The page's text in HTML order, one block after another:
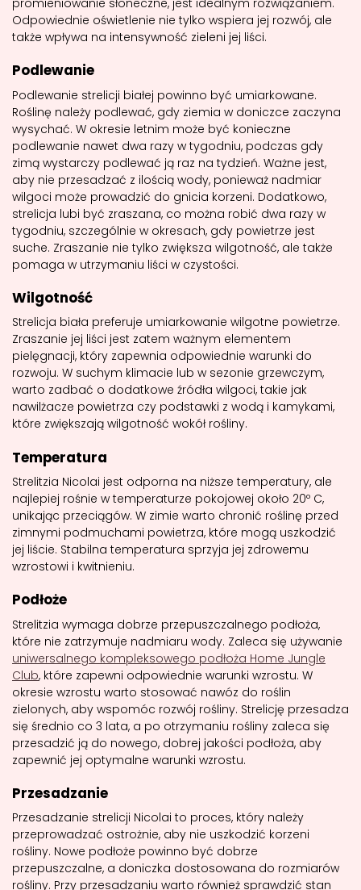
Odpowiednie oświetlenie nie tylko wspiera jej rozwój, ale
także wpływa na intensywność zieleni jej liści.
Podlewanie
Podlewanie strelicji białej powinno być umiarkowane.
Roślinę należy podlewać, gdy ziemia w doniczce zaczyna
wysychać. W okresie letnim może być konieczne
podlewanie nawet dwa razy w tygodniu, podczas gdy
zimą wystarczy podlewać ją raz na tydzień. Ważne jest,
aby nie przesadzać z ilością wody, ponieważ nadmiar
wilgoci może prowadzić do gnicia korzeni. Dodatkowo,
strelicja lubi być zraszana, co można robić dwa razy w
tygodniu, szczególnie w okresach, gdy powietrze jest
suche. Zraszanie nie tylko zwiększa wilgotność, ale także
pomaga w utrzymaniu liści w czystości.
Wilgotność
Strelicja biała preferuje umiarkowanie wilgotne powietrze.
Zraszanie jej liści jest zatem ważnym elementem
pielęgnacji, który zapewnia odpowiednie warunki do
rozwoju. W suchym klimacie lub w sezonie grzewczym,
warto zadbać o dodatkowe źródła wilgoci, takie jak
nawilżacze powietrza czy podstawki z wodą i kamykami,
które zwiększają wilgotność wokół rośliny.
Temperatura
Strelitzia Nicolai jest odporna na niższe temperatury, ale
najlepiej rośnie w temperaturze pokojowej około 20º C,
unikając przeciągów. W zimie warto chronić roślinę przed
zimnymi podmuchami powietrza, które mogą uszkodzić
jej liście. Stabilna temperatura sprzyja jej zdrowemu
wzrostowi i kwitnieniu.
Podłoże
Strelitzia wymaga dobrze przepuszczalnego podłoża,
które nie zatrzymuje nadmiaru wody. Zaleca się używanie
uniwersalnego kompleksowego podłoża Home Jungle
Club, które zapewni odpowiednie warunki wzrostu. W
okresie wzrostu warto stosować nawóz do roślin
zielonych, aby wspomóc rozwój rośliny. Strelicję przesadza
się średnio co 3 lata, a po otrzymaniu rośliny zaleca się
przesadzić ją do nowego, dobrej jakości podłoża, aby
zapewnić jej optymalne warunki wzrostu.
Przesadzanie
Przesadzanie strelicji Nicolai to proces, który należy
przeprowadzać ostrożnie, aby nie uszkodzić korzeni
rośliny. Nowe podłoże powinno być dobrze
przepuszczalne, a doniczka dostosowana do rozmiarów
rośliny. Przy przesadzaniu warto również sprawdzić stan